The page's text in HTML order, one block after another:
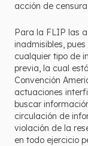
acción de
Para la FLIP las
inadmisibles,
cualquier tipo de
previa, la cual
Convención
actuaciones
buscar
circulación de
violación de la
en todo ejercicio